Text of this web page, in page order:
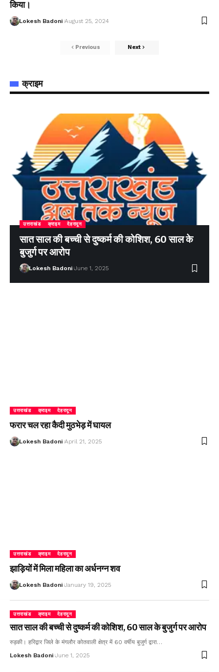
किया।
Lokesh Badoni August 25, 2024
Previous Next
क्राइम
उत्तराखंड क्राइम देहरादून
सात साल की बच्ची से दुष्कर्म की कोशिश, 60 साल के
बुजुर्ग पर आरोप
Lokesh Badoni June 1, 2025
उत्तराखंड क्राइम देहरादून
फरार चल रहा कैदी मुठभेड़ में घायल
Lokesh Badoni April 21, 2025
उत्तराखंड क्राइम देहरादून
झाड़ियों में मिला महिला का अर्धनग्न शव
Lokesh Badoni January 19, 2025
उत्तराखंड क्राइम देहरादून
सात साल की बच्ची से दुष्कर्म की कोशिश, 60 साल के बुजुर्ग पर आरोप
रुड़की। हरिद्वार जिले के मंगलौर कोतवाली क्षेत्र में 60 वर्षीय बुजुर्ग द्वारा…
Lokesh Badoni June 1, 2025